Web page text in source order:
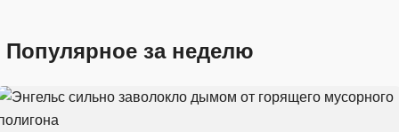
Популярное за неделю